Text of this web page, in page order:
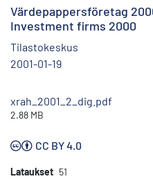
Värdepappersföretag
Investment firms 2000
Tilastokeskus
2001-01-19
xrah_2001_2_dig.pdf
2.88 MB
CC BY 4.0
Lataukset 51